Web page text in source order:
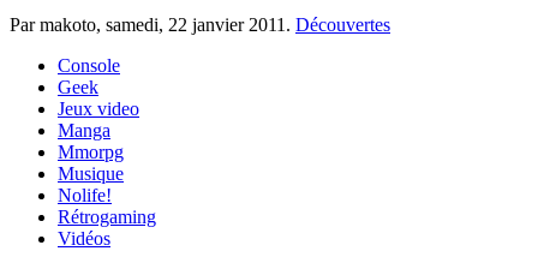
Par makoto, samedi, 22 janvier 2011 . Découvertes
Console
Geek
Jeux video
Manga
Mmorpg
Musique
Nolife!
Rétrogaming
Vidéos